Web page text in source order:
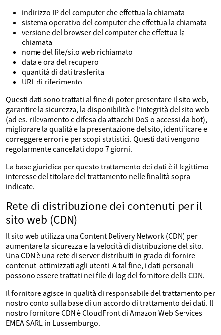
indirizzo IP del computer che effettua la chiamata
sistema operativo del computer che effettua la chiamata
versione del browser del computer che effettua la
chiamata
nome del file/sito web richiamato
data e ora del recupero
quantità di dati trasferita
URL di riferimento
Questi dati sono trattati al fine di poter presentare il sito web,
garantire la sicurezza, la disponibilità e l'integrità del sito web
(ad es. rilevamento e difesa da attacchi DoS o accessi da bot),
migliorare la qualità e la presentazione del sito, identificare e
correggere errori e per scopi statistici. Questi dati vengono
regolarmente cancellati dopo 7 giorni.
La base giuridica per questo trattamento dei dati è il legittimo
interesse del titolare del trattamento nelle finalità sopra
indicate.
Rete di distribuzione dei contenuti per il
sito web (CDN)
Il sito web utilizza una Content Delivery Network (CDN) per
aumentare la sicurezza e la velocità di distribuzione del sito.
Una CDN è una rete di server distribuiti in grado di fornire
contenuti ottimizzati agli utenti. A tal fine, i dati personali
possono essere trattati nei file di log del fornitore della CDN.
Il fornitore agisce in qualità di responsabile del trattamento per
nostro conto sulla base di un accordo di trattamento dei dati. Il
nostro fornitore CDN è CloudFront di Amazon Web Services
EMEA SARL in Lussemburgo.